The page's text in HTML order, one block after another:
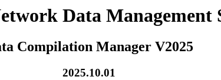
Data Management
Compilation Manager V2025
2025.10.01